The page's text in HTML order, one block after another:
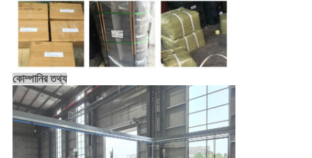
কোম্পানির তথ্য